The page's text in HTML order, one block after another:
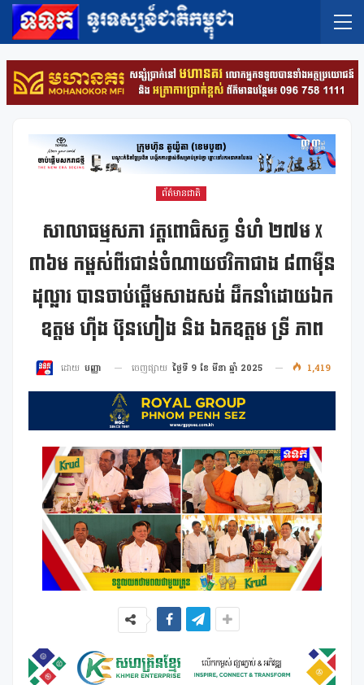
ព័ត៌មានជាតិ
សាលាធម្មសភា វត្តពោធិសត្វ ទំហំ ២៧ម X
៣៦ម កម្ពស់ពីរជាន់ចំណាយថវិកាជាង ៨៣ម៉ឺន
ដុល្លារ បានចាប់ផ្ដើមសាងសង់ ដឹកនាំដោយឯក
ឧត្តម ហុីង ប៊ុនហៀង និង ឯកឧត្តម ទ្រី ភាព
ដោយ បញ្ញា ចេញផ្សាយ ថ្ងៃទី 9 ខែ មីនា ឆ្នាំ 2025 1,419